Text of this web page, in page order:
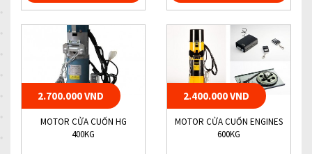
2.700.000 VND
MOTOR CỬA CUỐN HG
400KG
2.400.000 VND
MOTOR CỬA CUỐN ENGINES
600KG